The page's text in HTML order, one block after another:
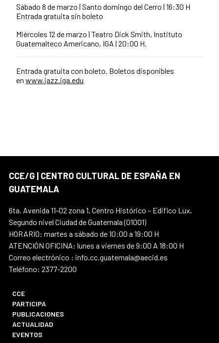
Sábado 8 de marzo | Santo domingo del Cerro | 16:30 H
Entrada gratuita sin boleto
Miércoles 12 de marzo | Teatro Dick Smith, Instituto
Guatemalteco Americano, IGA | 20:00 H.
Entrada gratuita con boleto. Boletos disponibles
en www.jazz.iga.edu
CCE/G | CENTRO CULTURAL DE ESPAÑA EN
GUATEMALA
6ta. Avenida 11-02 zona 1, Centro Histórico – Edifico Lux,
Segundo nivel Ciudad de Guatemala (01001)
HORARIO: martes a sábado de 10:00 a 19:00 H
ATENCIÓN OFICINA: lunes a viernes de 9:00 A 18:00 H
Correo electrónico : info.cc.guatemala@aecid.es
Teléfono: 2377-2200
CCE
PARTICIPA
PUBLICACIONES
ACTUALIDAD
EVENTOS